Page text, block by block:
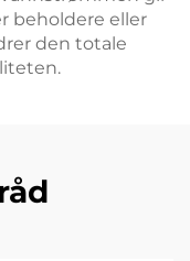
beholdere eller
den totale